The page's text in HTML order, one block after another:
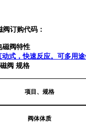
阀订购代码：
磁阀特性
动式，快速反应。可多用
阀 规格
项目、规格
阀体体质